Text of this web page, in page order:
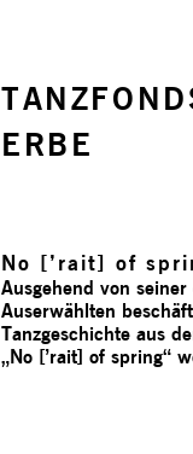
ERBE
No [’rait] of
Ausgehend von
Auserwählten
Tanzgeschichte aus
„No [’rait] of spring“